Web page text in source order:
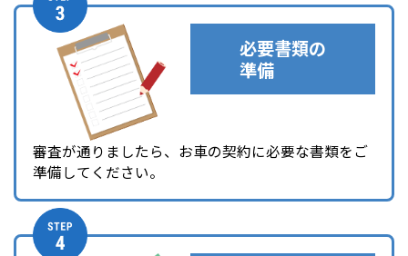
必要書類の
準備
審査が通りましたら、お車の契約に必要な書類をご
準備してください。